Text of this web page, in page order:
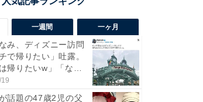
一週間 一ヶ月
み、ディズニー訪問
で帰りたい」吐露。
帰りたいw」「なん
話題の47歳2児の父